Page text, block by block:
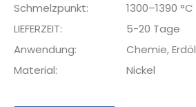
Schmelzpunkt:
1300–1390 °C
LIEFERZEIT:
5-20 Tage
Anwendung:
Chemie, Erdöl
Material:
Nickel